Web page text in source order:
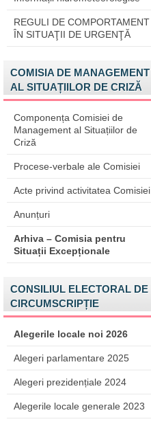
REGULI DE COMPORTAMENT
ÎN SITUAŢII DE URGENŢĂ
COMISIA DE MANAGEMENT
AL SITUAȚIILOR DE CRIZĂ
Componența Comisiei de
Management al Situațiilor de
Criză
Procese-verbale ale Comisiei
Acte privind activitatea Comisiei
Anunțuri
Arhiva – Comisia pentru
Situații Excepționale
CONSILIUL ELECTORAL DE
CIRCUMSCRIPȚIE
Alegerile locale noi 2026
Alegeri parlamentare 2025
Alegeri prezidențiale 2024
Alegerile locale generale 2023